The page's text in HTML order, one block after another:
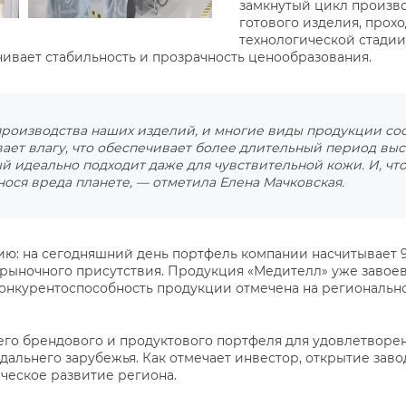
замкнутый цикл
готового изделия,
технологической
стабильность и прозрачность ценообразования.
наших изделий, и многие виды продукции
влагу, что обеспечивает более длительный период
подходит даже для чувствительной кожи. И,
вреда планете, — отметила Елена Мачковская.
на сегодняшний день портфель компании насчитывает
присутствия. Продукция «Медителл» уже
продукции отмечена на
и продуктового портфеля для
зарубежья. Как отмечает инвестор, открытие
развитие региона.